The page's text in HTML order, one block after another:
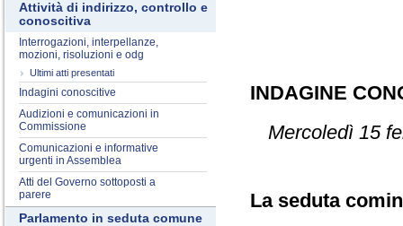
Attività di indirizzo, controllo e
conoscitiva
Interrogazioni, interpellanze,
mozioni, risoluzioni e odg
Ultimi atti presentati
Indagini conoscitive
Audizioni e comunicazioni in
Commissione
Comunicazioni e informative
urgenti in Assemblea
Atti del Governo sottoposti a
parere
Parlamento in seduta comune
INDAGINE
Mercoledì 15
La seduta